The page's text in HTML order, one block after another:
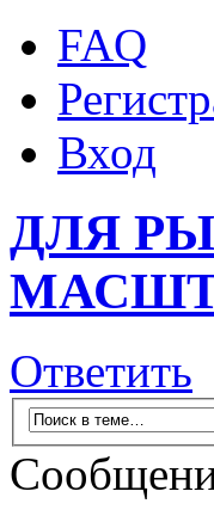
FAQ
Вход
ДЛЯ
Ответить